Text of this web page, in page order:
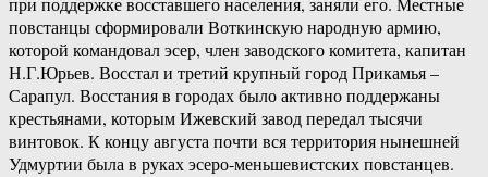
повстанцы сформировали Воткинскую народную армию,
которой командовал эсер, член заводского комитета, капитан
Н.Г.Юрьев. Восстал и третий крупный город Прикамья –
Сарапул. Восстания в городах было активно поддержаны
крестьянами, которым Ижевский завод передал тысячи
винтовок. К концу августа почти вся территория нынешней
Удмуртии была в руках эсеро-меньшевистских повстанцев.